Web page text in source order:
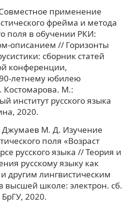
применение
фрейма и метода
поля в обучении РКИ:
описанием // Горизонты
сборник статей
конференции,
летнему юбилею
Костомарова. М.:
институт русского языка
2020.
М. Д. Изучение
поля «Возраст
русского языка // Теория и
русскому языку как
другим лингвистическим
высшей школе: электрон. сб.
БрГУ, 2020.